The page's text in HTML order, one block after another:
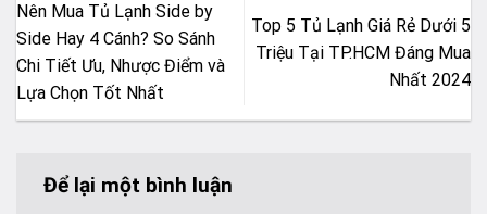
Nên Mua Tủ Lạnh Side by
Side Hay 4 Cánh? So Sánh
Chi Tiết Ưu, Nhược Điểm và
Lựa Chọn Tốt Nhất
Top 5 Tủ Lạnh Giá Rẻ Dưới 5
Triệu Tại TP.HCM Đáng Mua
Nhất 2024
Để lại một bình luận